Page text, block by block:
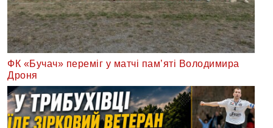
ФК «Бучач» переміг у матчі пам’яті Володимира
Дроня